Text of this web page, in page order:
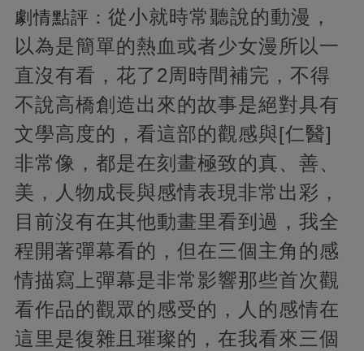
劇情點評： 從小就時常聽說的動漫，
以為是簡單的熱血或者少女漫所以一
直沒有看，花了2周時間補完，不得
不說高橋創造出來的故事是絕對具有
文學高度的，看這部的觀感與[仁醫]
非常像，都是在刻畫極致的真、善、
美，人物成長與感情表現非常出彩，
目前沒有在其他動畫里看到過，我全
程開著彈幕看的，但在三個主角的感
情描寫上彈幕是非常影響那些首次觀
看作品的觀眾的感受的，人的感情在
這里是復雜且璀璨的，在我看來三個